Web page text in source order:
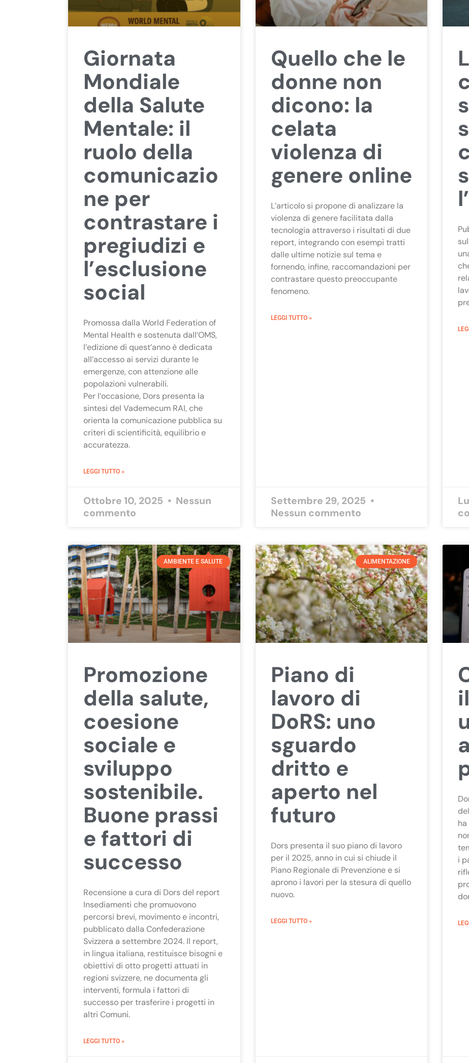
Giornata
Mondiale
della Salute
Mentale: il
ruolo della
comunicazio
ne per
contrastare i
pregiudizi e
l’esclusione
social
Promossa dalla World Federation of
Mental Health e sostenuta dall’OMS,
l’edizione di quest’anno è dedicata
all’accesso ai servizi durante le
emergenze, con attenzione alle
popolazioni vulnerabili.
Per l’occasione, Dors presenta la
sintesi del Vademecum RAI, che
orienta la comunicazione pubblica su
criteri di scientificità, equilibrio e
accuratezza.
LEGGI TUTTO »
Ottobre 10, 2025
Nessun
commento
Quello che le
donne non
dicono: la
celata
violenza di
genere online
L’articolo si propone di analizzare la
violenza di genere facilitata dalla
tecnologia attraverso i risultati di due
report, integrando con esempi tratti
dalle ultime notizie sul tema e
fornendo, infine, raccomandazioni per
contrastare questo preoccupante
fenomeno.
LEGGI TUTTO »
Settembre 29, 2025
Nessun commento
AMBIENTE E SALUTE
Promozione
della salute,
coesione
sociale e
sviluppo
sostenibile.
Buone prassi
e fattori di
successo
Recensione a cura di Dors del report
Insediamenti che promuovono
percorsi brevi, movimento e incontri,
pubblicato dalla Confederazione
Svizzera a settembre 2024. Il report,
in lingua italiana, restituisce bisogni e
obiettivi di otto progetti attuati in
regioni svizzere, ne documenta gli
interventi, formula i fattori di
successo per trasferire i progetti in
altri Comuni.
LEGGI TUTTO »
ALIMENTAZIONE
Piano di
lavoro di
DoRS: uno
sguardo
dritto e
aperto nel
futuro
Dors presenta il suo piano di lavoro
per il 2025, anno in cui si chiude il
Piano Regionale di Prevenzione e si
aprono i lavori per la stesura di quello
nuovo.
LEGGI TUTTO »
a
i